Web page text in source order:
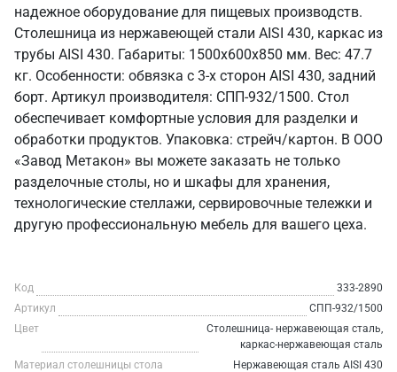
надежное оборудование для пищевых производств.
Столешница из нержавеющей стали AISI 430, каркас из
трубы AISI 430. Габариты: 1500x600x850 мм. Вес: 47.7
кг. Особенности: обвязка с 3-х сторон AISI 430, задний
борт. Артикул производителя: СПП-932/1500. Стол
обеспечивает комфортные условия для разделки и
обработки продуктов. Упаковка: стрейч/картон. В ООО
«Завод Метакон» вы можете заказать не только
разделочные столы, но и шкафы для хранения,
технологические стеллажи, сервировочные тележки и
другую профессиональную мебель для вашего цеха.
Код
333-2890
Артикул
СПП-932/1500
Цвет
Столешница- нержавеющая сталь,
каркас-нержавеющая сталь
Материал столешницы стола
Нержавеющая сталь AISI 430